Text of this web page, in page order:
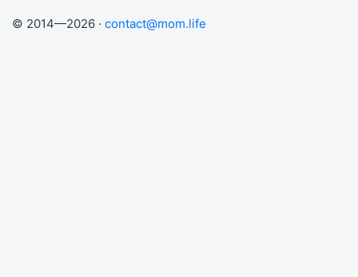
© 2014—2026 · contact@mom.life